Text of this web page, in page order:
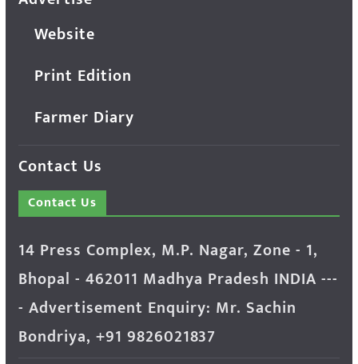
Website
Print Edition
Farmer Diary
Contact Us
Contact Us
14 Press Complex, M.P. Nagar, Zone - 1,
Bhopal - 462011 Madhya Pradesh INDIA ---
- Advertisement Enquiry: Mr. Sachin
Bondriya, +91 9826021837